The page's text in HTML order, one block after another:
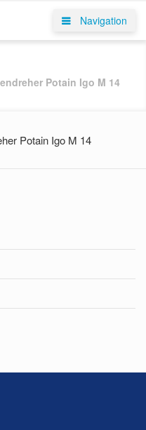
Navigation
Potain Igo M 14
Potain Igo M 14